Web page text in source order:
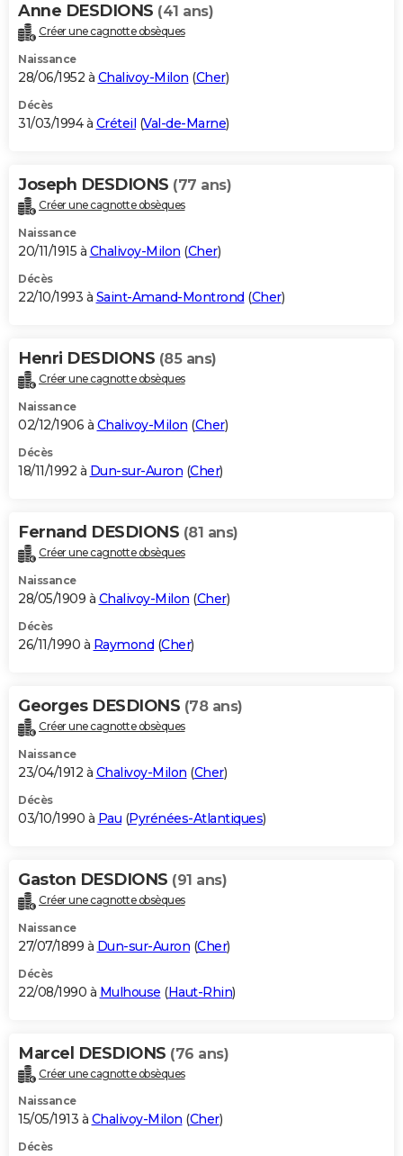
Anne DESDIONS (41 ans)
Créer une cagnotte obsèques
Naissance
28/06/1952 à Chalivoy-Milon (Cher)
Décès
31/03/1994 à Créteil (Val-de-Marne)
Joseph DESDIONS (77 ans)
Créer une cagnotte obsèques
Naissance
20/11/1915 à Chalivoy-Milon (Cher)
Décès
22/10/1993 à Saint-Amand-Montrond (Cher)
Henri DESDIONS (85 ans)
Créer une cagnotte obsèques
Naissance
02/12/1906 à Chalivoy-Milon (Cher)
Décès
18/11/1992 à Dun-sur-Auron (Cher)
Fernand DESDIONS (81 ans)
Créer une cagnotte obsèques
Naissance
28/05/1909 à Chalivoy-Milon (Cher)
Décès
26/11/1990 à Raymond (Cher)
Georges DESDIONS (78 ans)
Créer une cagnotte obsèques
Naissance
23/04/1912 à Chalivoy-Milon (Cher)
Décès
03/10/1990 à Pau (Pyrénées-Atlantiques)
Gaston DESDIONS (91 ans)
Créer une cagnotte obsèques
Naissance
27/07/1899 à Dun-sur-Auron (Cher)
Décès
22/08/1990 à Mulhouse (Haut-Rhin)
Marcel DESDIONS (76 ans)
Créer une cagnotte obsèques
Naissance
15/05/1913 à Chalivoy-Milon (Cher)
Décès